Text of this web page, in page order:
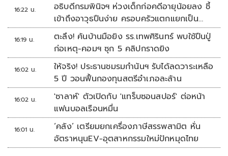
16:22 น.
อธิบดีกรมพินิจฯ ห่วงเด็กก่อคดีอายุน้อยลง ชี้
เข้าถึงอาวุธปืนง่าย ครอบครัวแตกแยกเป็น
ชนวนสำคัญ
16:19 น.
ตะลึง! ค้นบ้านมือยิง รร.เทพศิรินทร์ พบใช้ปืนปู่
ก่อเหตุ-คอมฯ ซุก 5 คลิปกราดยิง
16:02 น.
ให้จริง! ประธานชมรมกำนันฯ รับได้ลดวาระเหลือ
5 ปี วอนฟื้นกองทุนสตรีอำเภอละล้าน
16:02 น.
'ซาลาห์' ตัวเปิดกับ 'แทร็บซอนสปอร์' ต่อหน้า
แฟนบอลเรือนหมื่น
16:01 น.
‘คลัง’ เตรียมยกเครื่องภาษีสรรพสามิต หั่น
อัตราหนุนEV-อุตสาหกรรมใหม่ปักหมุดไทย